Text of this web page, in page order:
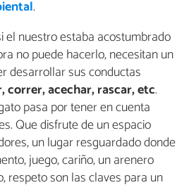
.
el nuestro estaba acostumbrado
no puede hacerlo, necesitan un
desarrollar sus conductas
correr, acechar, rascar, etc.
pasa por tener en cuenta
Que disfrute de un espacio
un lugar resguardado donde
juego, cariño, un arenero
respeto son las claves para un